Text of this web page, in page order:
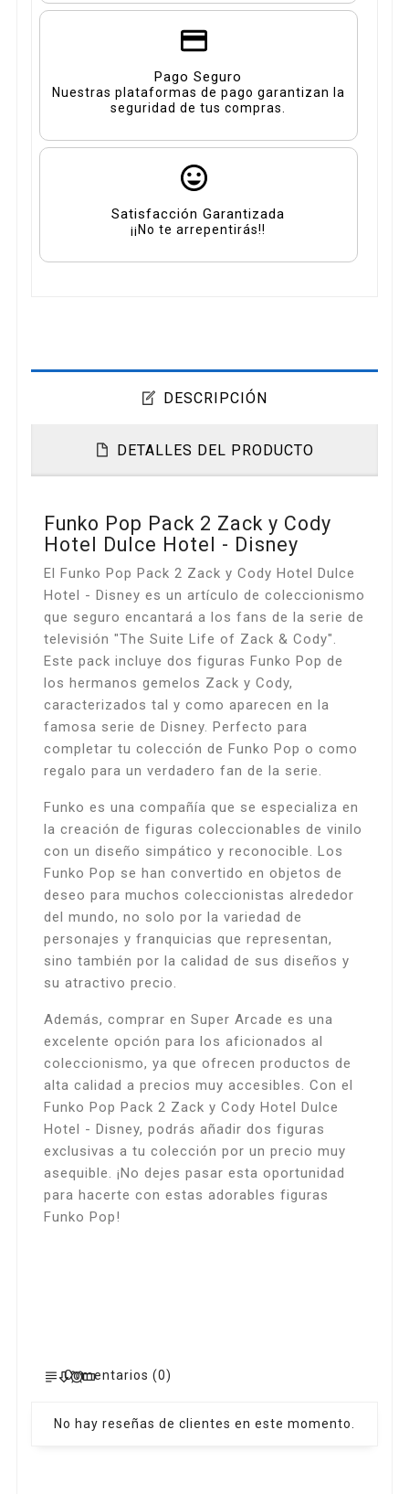
Pago Seguro
Nuestras plataformas de pago garantizan la
seguridad de tus compras.
Satisfacción Garantizada
¡¡No te arrepentirás!!
DESCRIPCIÓN
DETALLES DEL PRODUCTO
Funko Pop Pack 2 Zack y Cody
Hotel Dulce Hotel - Disney
El Funko Pop Pack 2 Zack y Cody Hotel Dulce
Hotel - Disney es un artículo de coleccionismo
que seguro encantará a los fans de la serie de
televisión "The Suite Life of Zack & Cody".
Este pack incluye dos figuras Funko Pop de
los hermanos gemelos Zack y Cody,
caracterizados tal y como aparecen en la
famosa serie de Disney. Perfecto para
completar tu colección de Funko Pop o como
regalo para un verdadero fan de la serie.
Funko es una compañía que se especializa en
la creación de figuras coleccionables de vinilo
con un diseño simpático y reconocible. Los
Funko Pop se han convertido en objetos de
deseo para muchos coleccionistas alrededor
del mundo, no solo por la variedad de
personajes y franquicias que representan,
sino también por la calidad de sus diseños y
su atractivo precio.
Además, comprar en Super Arcade es una
excelente opción para los aficionados al
coleccionismo, ya que ofrecen productos de
alta calidad a precios muy accesibles. Con el
Funko Pop Pack 2 Zack y Cody Hotel Dulce
Hotel - Disney, podrás añadir dos figuras
exclusivas a tu colección por un precio muy
asequible. ¡No dejes pasar esta oportunidad
para hacerte con estas adorables figuras
Funko Pop!
Comentarios (0)
No hay reseñas de clientes en este momento.